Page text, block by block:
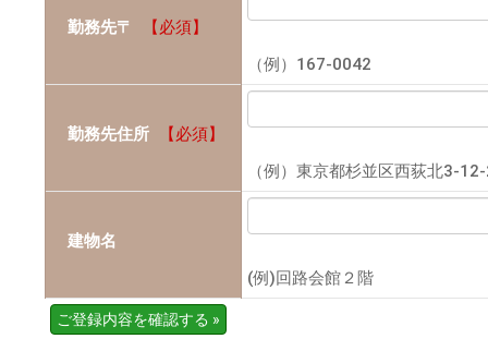
勤務先〒
【必須】
（例）167-0042
勤務先住所
【必須】
（例）東京都杉並区西荻北3-
建物名
(例)回路会館２階